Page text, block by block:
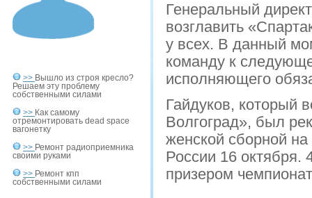
>> Вышло из строя кресло?
Решаем эту проблему
собственными силами
>> Как самому
отремонтировать dead space
вагонетку
>> Ремонт радиоприемника
своими руками
>> Ремонт кпп
собственными силами
Генеральный
возглавить
у всех. В данный
команду к
исполняющего
Гайдуков, который
Волгоград», был
женской сборной
России 16
призером